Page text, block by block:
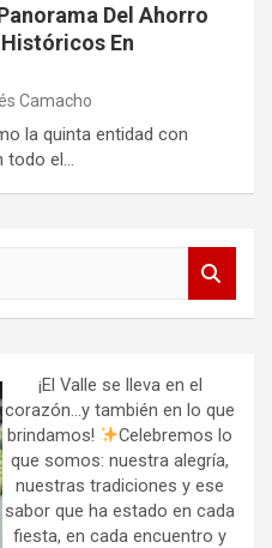
Del Ahorro
En
Camacho
la quinta entidad con
todo el…
¡El Valle se lleva en el
corazón…y también en lo que
brindamos!
Celebremos lo
que somos: nuestra alegría,
nuestras tradiciones y ese
sabor que ha estado en cada
fiesta, en cada encuentro y